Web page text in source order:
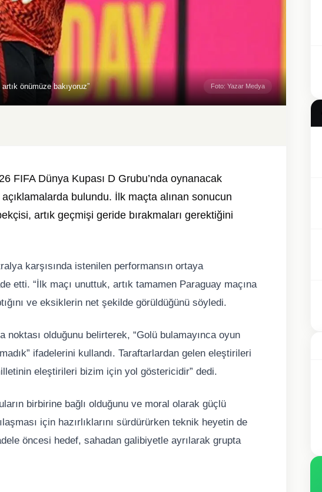
önümüze bakıyoruz” Foto: Yazar Medya
FIFA Dünya Kupası D Grubu’nda oynanacak
bulundu. İlk maçta alınan sonucun
artık geçmişi geride bırakmaları gerektiğini
karşısında istenilen performansın ortaya
etti. “İlk maçı unuttuk, artık tamamen Paraguay maçına
ve eksiklerin net şekilde görüldüğünü söyledi.
noktası olduğunu belirterek, “Golü bulamayınca oyun
ifadelerini kullandı. Taraftarlardan gelen eleştirileri
eleştirileri bizim için yol göstericidir” dedi.
birbirine bağlı olduğunu ve moral olarak güçlü
için hazırlıklarını sürdürürken teknik heyetin de
öncesi hedef, sahadan galibiyetle ayrılarak grupta